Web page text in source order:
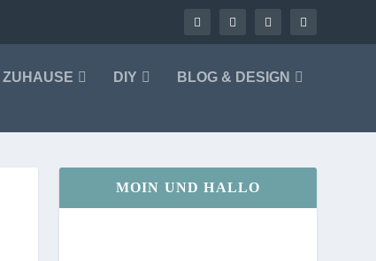
ZUHAUSE DIY BLOG & DESIGN
MOIN UND HALLO